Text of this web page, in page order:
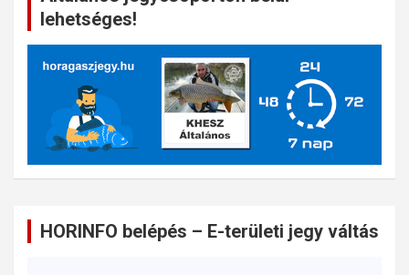
lehetséges!
HORINFO belépés – E-területi jegy váltás